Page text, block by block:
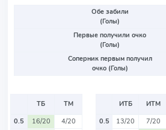
Обе забили
(Голы)
Первые получили очко
(Голы)
Соперник первым получил
очко (Голы)
ТБ
ТМ
0.5
16/20
4/20
ИТБ
ИТМ
0.5
13/20
7/20